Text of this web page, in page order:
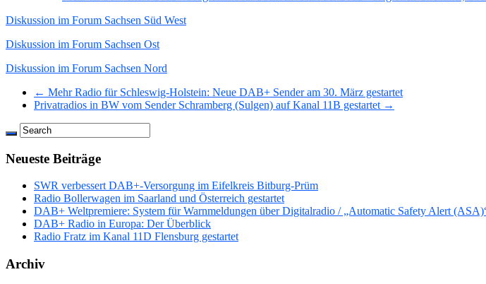
Diskussion im Forum Sachsen Süd West
Diskussion im Forum Sachsen Ost
Diskussion im Forum Sachsen Nord
← Mehr Radio für Schleswig-Holstein: Neue DAB+ Sender am 30. März gestartet
Privatradios in BW vom Sender Schramberg (Sulgen) auf Kanal 11B gestartet →
Neueste Beiträge
SWR verbessert DAB+-Versorgung im Eifelkreis Bitburg-Prüm
Radio Bollerwagen im Saarland und Österreich gestartet
DAB+ Weltpremiere: System für Warnmeldungen über Digitalradio / „Automatic Safety Alert
DAB+ Radio in Europa: Der Überblick
Radio Fratz im Kanal 11D Flensburg gestartet
Archiv